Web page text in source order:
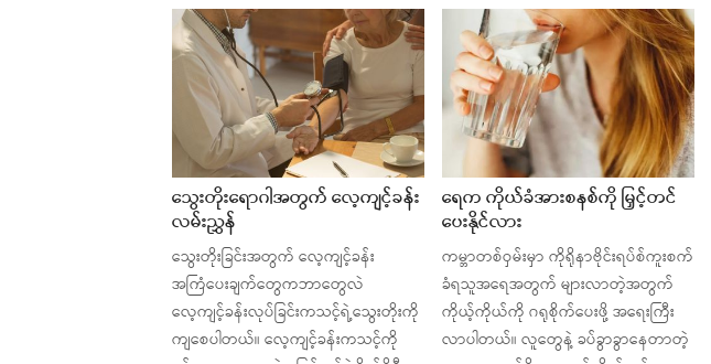
သွေးတိုးရောဂါအတွက် လေ့ကျင့်ခန်း
လမ်းညွှန်
သွေးတိုးခြင်းအတွက် လေ့ကျင့်ခန်း
အကြံပေးချက်တွေကဘာတွေလဲ
လေ့ကျင့်ခန်းလုပ်ခြင်းကသင့်ရဲ့သွေးတိုးကို
ကျစေပါတယ်။ လေ့ကျင့်ခန်းကသင့်ကို
ရေက ကိုယ်ခံအားစနစ်ကို မြှင့်တင်
ပေးနိုင်လား
ကမ္ဘာတစ်ဝှမ်းမှာ ကိုရိုနာဗိုင်းရပ်စ်ကူးစက်
ခံရသူအရေအတွက် များလာတဲ့အတွက်
ကိုယ့်ကိုယ်ကို ဂရုစိုက်ပေးဖို့ အရေးကြီး
လာပါတယ်။ လူတွေနဲ့ ခပ်ခွာခွာနေတာတဲ့